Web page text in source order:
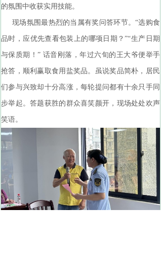
的氛围中收获实用技能。
现场氛围最热烈的当属有奖问答环节。“选购食
品时，应优先查看包装上的哪项日期？”“生产日期
与保质期！” 话音刚落，年过六旬的王大爷便举手
抢答，顺利赢取食用盐奖品。虽说奖品简朴，居民
们参与兴致却十分高涨，每轮提问都有十余只手同
步举起。答题获胜的群众喜笑颜开，现场处处欢声
笑语。